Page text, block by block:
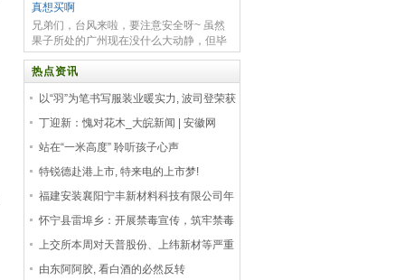
异...
真想买啊
兄弟们，台风来啦，要注意安全呀~ 虽然
果子所处的广州现在没什么大动静，但毕
竟说到底也是自然灾害嘛，还是不能掉以
轻心。 然后看了一圈，今天好像没什么可
以手机可以聊...
热点资讯
以“羽”为笔书写服装业暖实力, 波司登荣获
证券之星ESG新标
丁迎新：愧对花木_大皖新闻 | 安徽网
站在“一米高度” 聆听孩子心声
特锐德赴港上市, 特来电的上市梦!
福建安装襄阳宁丰新材料科技有限公司年
产70万m³超强刨花板项
怀宁县雷埠乡：开展禁毒宣传，筑牢禁毒
防线_大皖新闻 | 安徽
上交所本周对天普股份、上纬新材等严重
异动股票进行重点监控
由东阿阿胶, 看白酒的必然反转